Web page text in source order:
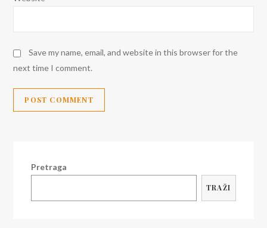
Save my name, email, and website in this browser for the
next time I comment.
Pretraga
TRAŽI